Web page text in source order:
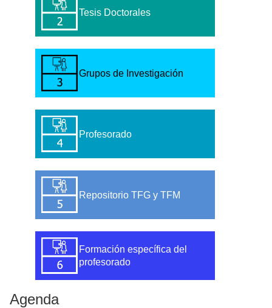
Tesis Doctorales
Grupos de Investigación
Profesorado
Repositorio TFG y TFM
Formación específica del
profesorado
Agenda